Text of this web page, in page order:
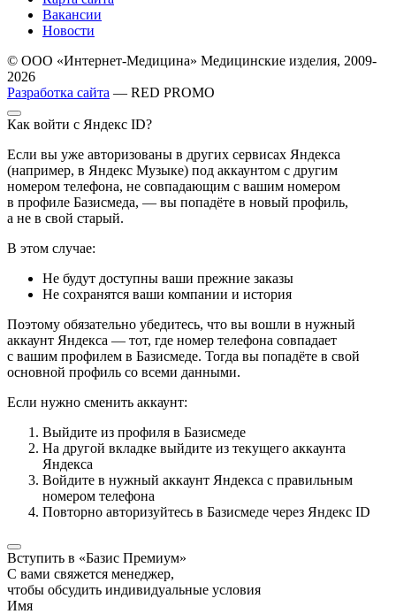
Вакансии
Новости
© ООО «Интернет-Медицина» Медицинские изделия, 2009-
2026
Разработка сайта — RED PROMO
Как войти с Яндекс ID?
Если вы уже авторизованы в других сервисах Яндекса
(например, в Яндекс Музыке) под аккаунтом с другим
номером телефона, не совпадающим с вашим номером
в профиле Базисмеда, — вы попадёте в новый профиль,
а не в свой старый.
В этом случае:
Не будут доступны ваши прежние заказы
Не сохранятся ваши компании и история
Поэтому обязательно убедитесь, что вы вошли в нужный
аккаунт Яндекса — тот, где номер телефона совпадает
с вашим профилем в Базисмеде. Тогда вы попадёте в свой
основной профиль со всеми данными.
Если нужно сменить аккаунт:
Выйдите из профиля в Базисмеде
На другой вкладке выйдите из текущего аккаунта
Яндекса
Войдите в нужный аккаунт Яндекса с правильным
номером телефона
Повторно авторизуйтесь в Базисмеде через Яндекс ID
Вступить в «Базис Премиум»
С вами свяжется менеджер,
чтобы обсудить индивидуальные условия
Имя